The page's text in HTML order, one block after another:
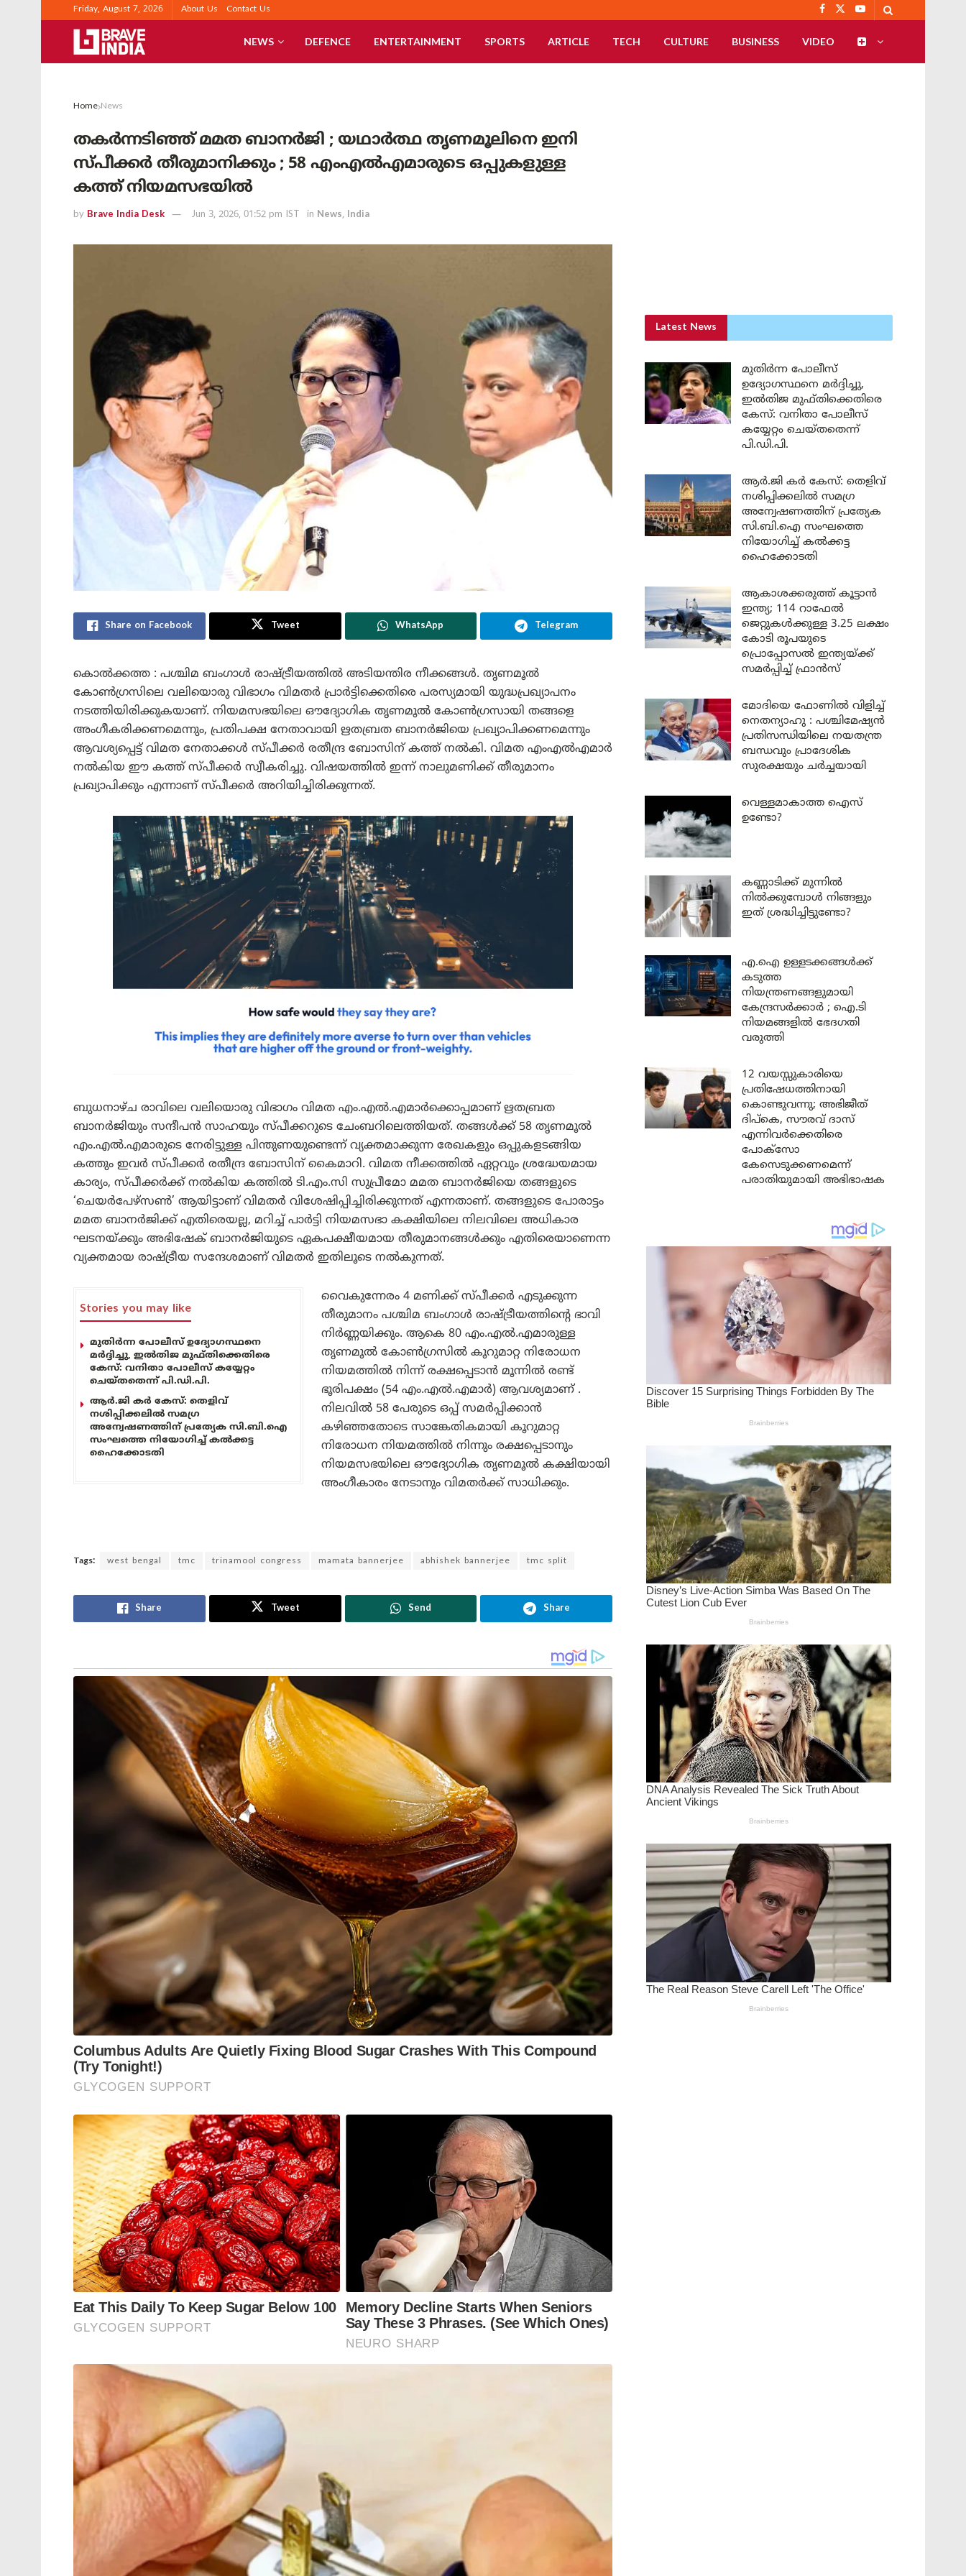
Friday, August 7, 2026 About Us Contact Us
NEWS DEFENCE ENTERTAINMENT SPORTS ARTICLE TECH CULTURE BUSINESS VIDEO
Home News
തകർന്നടിഞ്ഞ് മമത ബാനർജി ; യഥാർത്ഥ തൃണമൂലിനെ ഇനി
സ്പീക്കർ തീരുമാനിക്കും ; 58 എംഎൽഎമാരുടെ ഒപ്പുകളുള്ള
കത്ത് നിയമസഭയിൽ
by Brave India Desk Jun 3, 2026, 01:52 pm IST in News, India
Share on Facebook Tweet WhatsApp Telegram
കൊൽക്കത്ത : പശ്ചിമ ബംഗാൾ രാഷ്ട്രീയത്തിൽ അടിയന്തിര നീക്കങ്ങൾ. തൃണമൂൽ
കോൺഗ്രസിലെ വലിയൊരു വിഭാഗം വിമതർ പ്രാർട്ടിക്കെതിരെ പരസ്യമായി യുദ്ധപ്രഖ്യാപനം
നടത്തിയിരിക്കുകയാണ്. നിയമസഭയിലെ ഔദ്യോഗിക തൃണമൂൽ കോൺഗ്രസായി തങ്ങളെ
അംഗീകരിക്കണമെന്നും, പ്രതിപക്ഷ നേതാവായി ഋതബ്രത ബാനർജിയെ പ്രഖ്യാപിക്കണമെന്നും
ആവശ്യപ്പെട്ട് വിമത നേതാക്കൾ സ്പീക്കർ രതീന്ദ്ര ബോസിന് കത്ത് നൽകി. വിമത എംഎൽഎമാർ
നൽകിയ ഈ കത്ത് സ്പീക്കർ സ്വീകരിച്ചു. വിഷയത്തിൽ ഇന്ന് നാലുമണിക്ക് തീരുമാനം
പ്രഖ്യാപിക്കും എന്നാണ് സ്പീക്കർ അറിയിച്ചിരിക്കുന്നത്.
ബുധനാഴ്ച രാവിലെ വലിയൊരു വിഭാഗം വിമത എം.എൽ.എമാർക്കൊപ്പമാണ് ഋതബ്രത
ബാനർജിയും സന്ദീപൻ സാഹയും സ്പീക്കറുടെ ചേംബറിലെത്തിയത്. തങ്ങൾക്ക് 58 തൃണമൂൽ
എം.എൽ.എമാരുടെ നേരിട്ടുള്ള പിന്തുണയുണ്ടെന്ന് വ്യക്തമാക്കുന്ന രേഖകളും ഒപ്പുകളടങ്ങിയ
കത്തും ഇവർ സ്പീക്കർ രതീന്ദ്ര ബോസിന് കൈമാറി. വിമത നീക്കത്തിൽ ഏറ്റവും ശ്രദ്ധേയമായ
കാര്യം, സ്പീക്കർക്ക് നൽകിയ കത്തിൽ ടി.എം.സി സുപ്രീമോ മമത ബാനർജിയെ തങ്ങളുടെ
‘ചെയർപേഴ്സൺ’ ആയിട്ടാണ് വിമതർ വിശേഷിപ്പിച്ചിരിക്കുന്നത് എന്നതാണ്. തങ്ങളുടെ പോരാട്ടം
മമത ബാനർജിക്ക് എതിരെയല്ല, മറിച്ച് പാർട്ടി നിയമസഭാ കക്ഷിയിലെ നിലവിലെ അധികാര
ഘടനയ്ക്കും അഭിഷേക് ബാനർജിയുടെ ഏകപക്ഷീയമായ തീരുമാനങ്ങൾക്കും എതിരെയാണെന്ന
വ്യക്തമായ രാഷ്ട്രീയ സന്ദേശമാണ് വിമതർ ഇതിലൂടെ നൽകുന്നത്.
Stories you may like
മുതിർന്ന പോലീസ് ഉദ്യോഗസ്ഥനെ
മർദ്ദിച്ചു, ഇൽതിജ മുഫ്തിക്കെതിരെ
കേസ്: വനിതാ പോലീസ് കയ്യേറ്റം
ചെയ്തതെന്ന് പി.ഡി.പി.
ആർ.ജി കർ കേസ്: തെളിവ്
നശിപ്പിക്കലിൽ സമഗ്ര
അന്വേഷണത്തിന് പ്രത്യേക സി.ബി.ഐ
സംഘത്തെ നിയോഗിച്ച് കൽക്കട്ട
ഹൈക്കോടതി
വൈകുന്നേരം 4 മണിക്ക് സ്പീക്കർ എടുക്കുന്ന
തീരുമാനം പശ്ചിമ ബംഗാൾ രാഷ്ട്രീയത്തിന്റെ ഭാവി
നിർണ്ണയിക്കും. ആകെ 80 എം.എൽ.എമാരുള്ള
തൃണമൂൽ കോൺഗ്രസിൽ കൂറുമാറ്റ നിരോധന
നിയമത്തിൽ നിന്ന് രക്ഷപ്പെടാൻ മൂന്നിൽ രണ്ട്
ഭൂരിപക്ഷം (54 എം.എൽ.എമാർ) ആവശ്യമാണ് .
നിലവിൽ 58 പേരുടെ ഒപ്പ് സമർപ്പിക്കാൻ
കഴിഞ്ഞതോടെ സാങ്കേതികമായി കൂറുമാറ്റ
നിരോധന നിയമത്തിൽ നിന്നും രക്ഷപ്പെടാനും
നിയമസഭയിലെ ഔദ്യോഗിക തൃണമൂൽ കക്ഷിയായി
അംഗീകാരം നേടാനും വിമതർക്ക് സാധിക്കും.
Tags: west bengal tmc trinamool congress mamata bannerjee abhishek bannerjee tmc split
Share Tweet Send Share
Latest News
മുതിർന്ന പോലീസ്
ഉദ്യോഗസ്ഥനെ മർദ്ദിച്ചു,
ഇൽതിജ മുഫ്തിക്കെതിരെ
കേസ്: വനിതാ പോലീസ്
കയ്യേറ്റം ചെയ്തതെന്ന്
പി.ഡി.പി.
ആർ.ജി കർ കേസ്: തെളിവ്
നശിപ്പിക്കലിൽ സമഗ്ര
അന്വേഷണത്തിന് പ്രത്യേക
സി.ബി.ഐ സംഘത്തെ
നിയോഗിച്ച് കൽക്കട്ട
ഹൈക്കോടതി
ആകാശക്കരുത്ത് കൂട്ടാൻ
ഇന്ത്യ; 114 റാഫേൽ
ജെറ്റുകൾക്കുള്ള 3.25 ലക്ഷം
കോടി രൂപയുടെ
പ്രൊപ്പോസൽ ഇന്ത്യയ്ക്ക്
സമർപ്പിച്ച് ഫ്രാൻസ്
മോദിയെ ഫോണിൽ വിളിച്ച്
നെതന്യാഹു : പശ്ചിമേഷ്യൻ
പ്രതിസന്ധിയിലെ നയതന്ത്ര
ബന്ധവും പ്രാദേശിക
സുരക്ഷയും ചർച്ചയായി
വെള്ളമാകാത്ത ഐസ്
ഉണ്ടോ?
കണ്ണാടിക്ക് മുന്നിൽ
നിൽക്കുമ്പോൾ നിങ്ങളും
ഇത് ശ്രദ്ധിച്ചിട്ടുണ്ടോ?
എ.ഐ ഉള്ളടക്കങ്ങൾക്ക്
കടുത്ത
നിയന്ത്രണങ്ങളുമായി
കേന്ദ്രസർക്കാർ ; ഐ.ടി
നിയമങ്ങളിൽ ഭേദഗതി
വരുത്തി
12 വയസ്സുകാരിയെ
പ്രതിഷേധത്തിനായി
കൊണ്ടുവന്നു; അഭിജീത്
ദിപ്കെ, സൗരവ് ദാസ്
എന്നിവർക്കെതിരെ
പോക്സോ
കേസെടുക്കണമെന്ന്
പരാതിയുമായി അഭിഭാഷക